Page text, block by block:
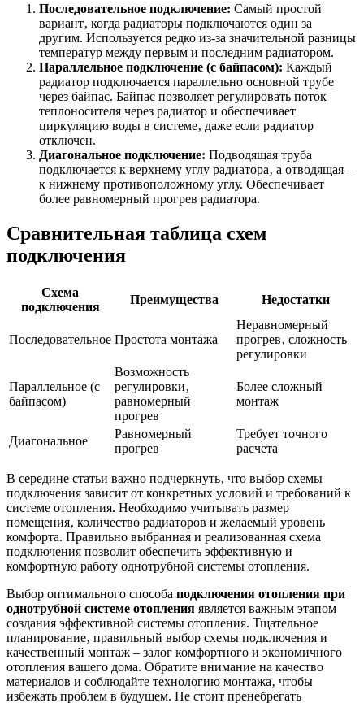
Последовательное подключение: Самый простой
вариант‚ когда радиаторы подключаются один за
другим. Используется редко из-за значительной разницы
температур между первым и последним радиатором.
Параллельное подключение (с байпасом): Каждый
радиатор подключается параллельно основной трубе
через байпас. Байпас позволяет регулировать поток
теплоносителя через радиатор и обеспечивает
циркуляцию воды в системе‚ даже если радиатор
отключен.
Диагональное подключение: Подводящая труба
подключается к верхнему углу радиатора‚ а отводящая –
к нижнему противоположному углу. Обеспечивает
более равномерный прогрев радиатора.
Сравнительная таблица схем
подключения
Схема
подключения
Преимущества Недостатки
Последовательное Простота монтажа
Неравномерный
прогрев‚ сложность
регулировки
Параллельное (с
байпасом)
Возможность
регулировки‚
равномерный
прогрев
Более сложный
монтаж
Диагональное
Равномерный
прогрев
Требует точного
расчета
В середине статьи важно подчеркнуть‚ что выбор схемы
подключения зависит от конкретных условий и требований к
системе отопления. Необходимо учитывать размер
помещения‚ количество радиаторов и желаемый уровень
комфорта. Правильно выбранная и реализованная схема
подключения позволит обеспечить эффективную и
комфортную работу однотрубной системы отопления.
Выбор оптимального способа подключения отопления при
однотрубной системе отопления является важным этапом
создания эффективной системы отопления. Тщательное
планирование‚ правильный выбор схемы подключения и
качественный монтаж – залог комфортного и экономичного
отопления вашего дома. Обратите внимание на качество
материалов и соблюдайте технологию монтажа‚ чтобы
избежать проблем в будущем. Не стоит пренебрегать